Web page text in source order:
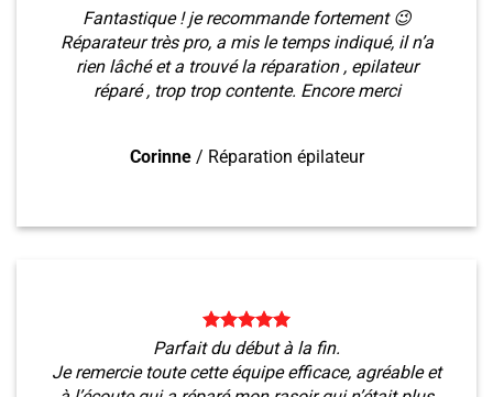
Fantastique ! je recommande fortement 😉
Réparateur très pro, a mis le temps indiqué, il n’a
rien lâché et a trouvé la réparation , epilateur
réparé , trop trop contente. Encore merci
Corinne / Réparation épilateur
Parfait du début à la fin.
Je remercie toute cette équipe efficace, agréable et